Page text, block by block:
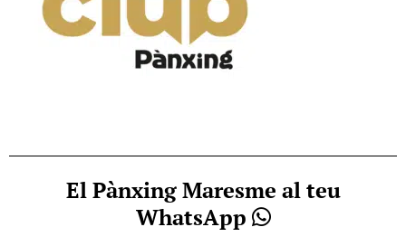
El Pànxing Maresme al teu
WhatsApp